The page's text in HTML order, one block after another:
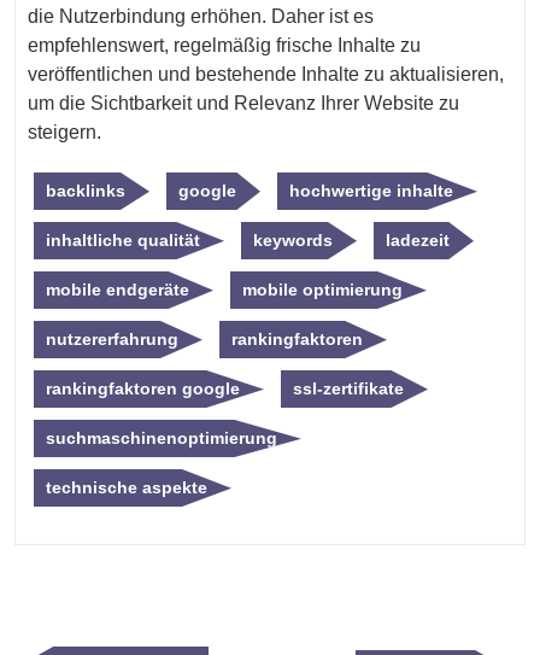
die Nutzerbindung erhöhen. Daher ist es
empfehlenswert, regelmäßig frische Inhalte zu
veröffentlichen und bestehende Inhalte zu aktualisieren,
um die Sichtbarkeit und Relevanz Ihrer Website zu
steigern.
backlinks google hochwertige inhalte
inhaltliche qualität keywords ladezeit
mobile endgeräte mobile optimierung
nutzererfahrung rankingfaktoren
rankingfaktoren google ssl-zertifikate
suchmaschinenoptimierung
technische aspekte